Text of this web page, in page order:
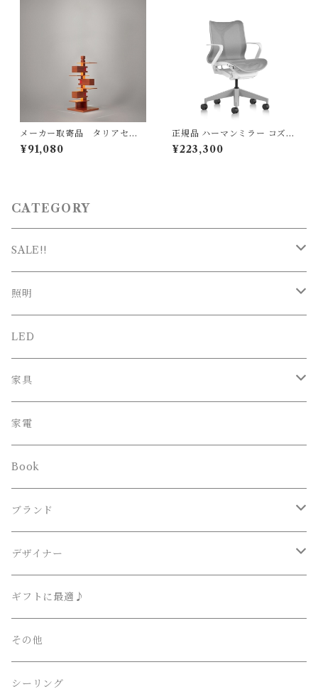
メーカー取寄品 タリアセン
Frank Lloyd Wright / TALI
ESIN4 チェリー 322S7316 /
¥91,080
正規品 ハーマンミラー コズム
チェア ローバック / ホワイト
＆ミネラル / Hermanmiller
¥223,300
CATEGORY
SALE!!
SALE
新春SALE
照明
シーリング
ペンダント
スタンド
ブラケット
その他
LED
家具
オフィスチェア
家電
Book
ブランド
Lighting Art Gallery
AKARI （尾関・オゼキ）
Artemide （アルテミデ）
FLOS （フロス）
デザイナー
Ettore Sottsass / エットレ・ソットサス
Isamu Noguchi / イサム・ノグチ
Philippe Starck / フィリップ・スタルク
ギフトに最適♪
その他
シーリング